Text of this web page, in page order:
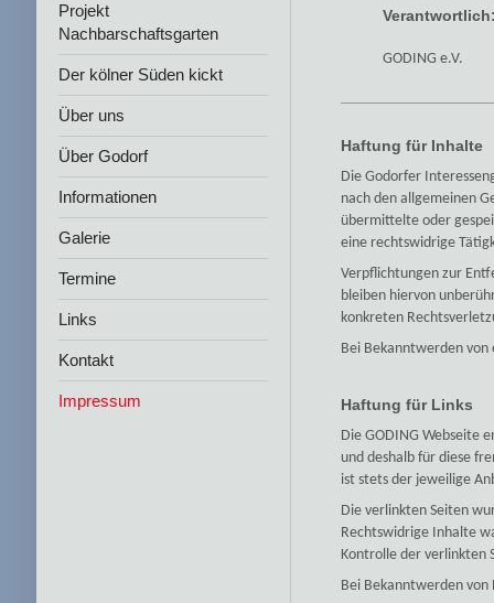
Projekt
Nachbarschaftsgarten
Der kölner Süden kickt
Über uns
Über Godorf
Informationen
Galerie
Termine
Links
Kontakt
Impressum
GODING e.V.
Haftung für Inhalte
Die Godorfer
nach den allgemeinen
übermittelte oder
eine rechtswidrige
Verpflichtungen zur
bleiben hiervon
konkreten
Bei Bekanntwerden
Haftung für Links
Die GODING Webseite
und deshalb für diese
ist stets der jeweilige
Die verlinkten Seiten
Rechtswidrige Inhalte
Kontrolle der verlinkten
Bei Bekanntwerden